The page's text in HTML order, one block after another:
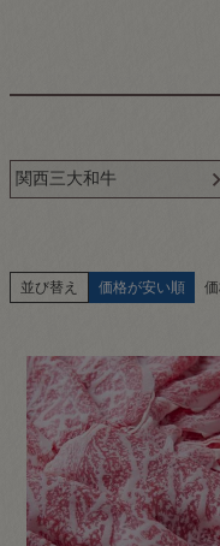
関西三大和牛
並び替え 価格が安い順